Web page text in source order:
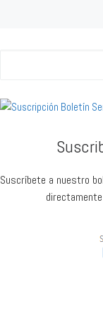
Suscríbete a nuestro